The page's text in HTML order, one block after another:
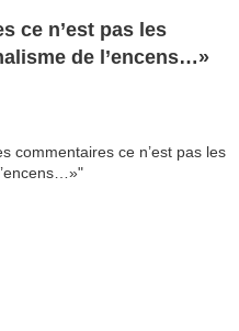
ce n’est pas les
de l’encens…»